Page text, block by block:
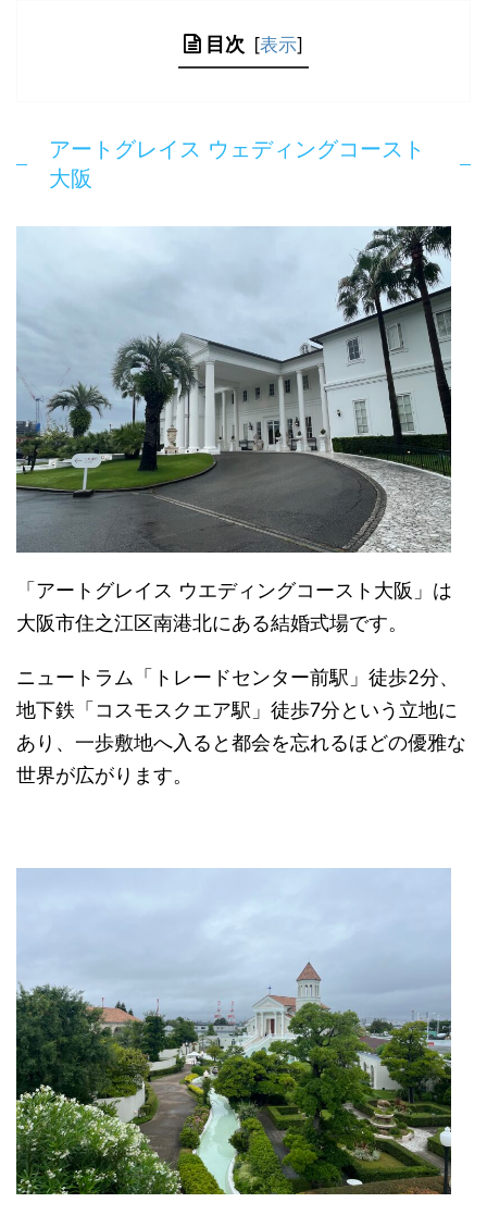
目次 [表示]
アートグレイス ウェディングコースト
大阪
「アートグレイス ウエディングコースト大阪」は
大阪市住之江区南港北にある結婚式場です。
ニュートラム「トレードセンター前駅」徒歩2分、
地下鉄「コスモスクエア駅」徒歩7分という立地に
あり、一歩敷地へ入ると都会を忘れるほどの優雅な
世界が広がります。